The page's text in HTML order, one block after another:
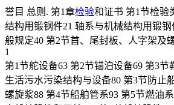
誉目 总则. 第1章检验和证书 第1节检验
结构用锻钢件21 轴系与机械结构用锻
般规定40 第2节首、尾封板、人字架及
1
第1节舵设备63 第2节锚泊设备69 第3
生活污水污染结构与设备80 第3节防止
螺旋浆88 第4节船舶管系93 第5节燃油